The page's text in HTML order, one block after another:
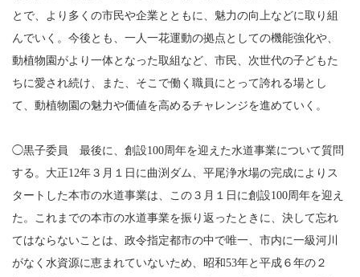
とで、より多くの市民や企業とともに、魅力の向上などに取り組
んでいく。今後とも、一人一花運動の拠点としての機能強化や、
動植物園がより一体となった取組など、市民、次世代の子どもた
ちに愛され続け、また、そこで働く職員にとって誇れる場とし
て、動植物園の魅力や価値を高めるチャレンジを進めていく。
◯黒子委員 最後に、創設100周年を迎えた水道事業について質問
する。大正12年３月１日に曲渕ダム、平尾浄水場の完成によりス
タートした本市の水道事業は、この３月１日に創設100周年を迎え
た。これまでの本市の水道事業を振り返ったときに、決して忘れ
てはならないことは、政令指定都市の中で唯一、市内に一級河川
がなく水資源に恵まれていないため、昭和53年と平成６年の２